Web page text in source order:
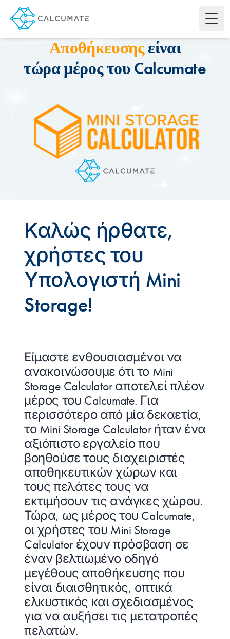
Υπολογιστής Μίνι
Αποθήκευσηςείναι
τώρα μέρος του Calcumate
Καλώς ήρθατε,
χρήστες του
Υπολογιστή Mini
Storage!
Είμαστε ενθουσιασμένοι να
ανακοινώσουμε ότι το Mini
Storage Calculator αποτελεί πλέον
μέρος του Calcumate. Για
περισσότερο από μία δεκαετία,
το Mini Storage Calculator ήταν ένα
αξιόπιστο εργαλείο που
βοηθούσε τους διαχειριστές
αποθηκευτικών χώρων και
τους πελάτες τους να
εκτιμήσουν τις ανάγκες χώρου.
Τώρα, ως μέρος του Calcumate,
οι χρήστες του Mini Storage
Calculator έχουν πρόσβαση σε
έναν βελτιωμένο οδηγό
μεγέθους αποθήκευσης που
είναι διαισθητικός, οπτικά
ελκυστικός και σχεδιασμένος
για να αυξήσει τις μετατροπές
πελατών.